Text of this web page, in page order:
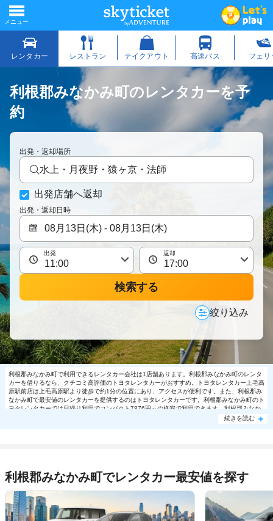
利根郡みなかみ町のレンタカーを予
約
出発・返却場所
水上・月夜野・猿ヶ京・法師
出発店舗へ返却
出発・返却日時
出発 返却
検索する
絞り込み
利根郡みなかみ町で利用できるレンタカー会社は1店舗あります。利根郡みなかみ町のレンタ
カーを借りるなら、クチコミ高評価のトヨタレンタカーがおすすめ。トヨタレンタカー上毛高
原駅前店は上毛高原駅より徒歩で約1分の位置にあり、アクセスが便利です。また、利根郡み
なかみ町で最安値のレンタカーを提供するのはトヨタレンタカーです。利根郡みなかみ町のト
ヨタレンタカーでは日帰り利用でコンパクト7876円～の格安で利用できます。利根郡みなか
み町で大人気の格安レンタカーは売り切れる場合もありますので、ご予約はお早めに。
続きを読む
利根郡みなかみ町でレンタカー最安値を探す